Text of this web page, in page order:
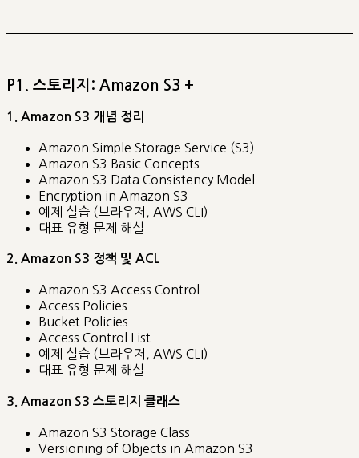
P1. 스토리지: Amazon S3 +
1. Amazon S3 개념 정리
Amazon Simple Storage Service (S3)
Amazon S3 Basic Concepts
Amazon S3 Data Consistency Model
Encryption in Amazon S3
예제 실습 (브라우저, AWS CLI)
대표 유형 문제 해설
2. Amazon S3 정책 및 ACL
Amazon S3 Access Control
Access Policies
Bucket Policies
Access Control List
예제 실습 (브라우저, AWS CLI)
대표 유형 문제 해설
3. Amazon S3 스토리지 클래스
Amazon S3 Storage Class
Versioning of Objects in Amazon S3